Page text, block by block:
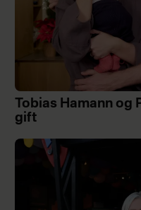
Tobias Hamann og
gift